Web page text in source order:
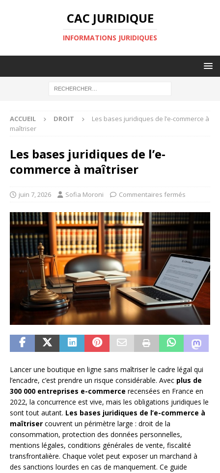
CAC JURIDIQUE
INFORMATIONS JURIDIQUES
ACCUEIL DROIT
Les bases juridiques de l’e-commerce à
maîtriser
Les bases juridiques de l’e-
commerce à maîtriser
juin 7, 2026 Sofia Moroni Commentaires fermés
Lancer une boutique en ligne sans maîtriser le cadre légal qui
l’encadre, c’est prendre un risque considérable. Avec plus de
300 000 entreprises e-commerce recensées en France en
2022, la concurrence est vive, mais les obligations juridiques le
sont tout autant. Les bases juridiques de l’e-commerce à
maîtriser couvrent un périmètre large : droit de la
consommation, protection des données personnelles,
mentions légales, conditions générales de vente, fiscalité
transfrontalière. Chaque volet peut exposer un marchand à
des sanctions lourdes en cas de manquement. Ce guide